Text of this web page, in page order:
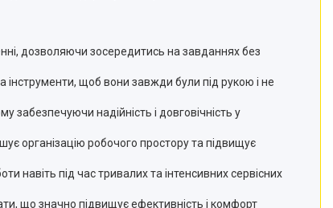
дозволяючи зосередитись на завданнях без
інструменти, щоб вони завжди були під рукою і не
надійність і довговічність у
організацію робочого простору та підвищує
під час тривалих та інтенсивних сервісних
що значно підвищує ефективність і комфорт